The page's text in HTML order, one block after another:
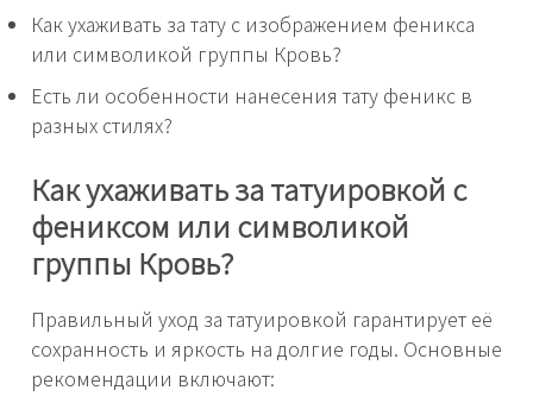
Как ухаживать за тату с изображением феникса
или символикой группы Кровь?
Есть ли особенности нанесения тату феникс в
разных стилях?
Как ухаживать за татуировкой с
фениксом или символикой
группы Кровь?
Правильный уход за татуировкой гарантирует её
сохранность и яркость на долгие годы. Основные
рекомендации включают: